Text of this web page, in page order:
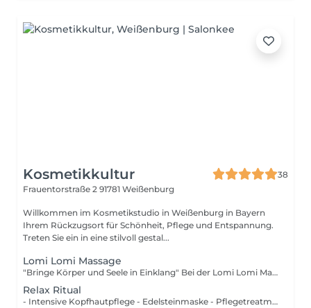
Kosmetikkultur
38
Frauentorstraße 2 91781 Weißenburg
Willkommen im Kosmetikstudio in Weißenburg in Bayern
Ihrem Rückzugsort für Schönheit, Pflege und Entspannung.
Treten Sie ein in eine stilvoll gestal...
Lomi Lomi Massage
"Bringe Körper und Seele in Einklang" Bei der Lomi Lomi Massage werden mit speziellen Techniken körpereigene Kräfte entfaltet um Körper, Geist und Seele ins Gleichgewicht zu bringen.
Relax Ritual
- Intensive Kopfhautpflege - Edelsteinmaske - Pflegetreatment & Aromadampf - Wärmende Arm- und Handmassage - Wohltuende Kopfmassage